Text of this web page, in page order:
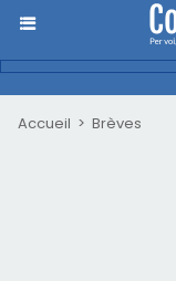
Accueil > Brèves